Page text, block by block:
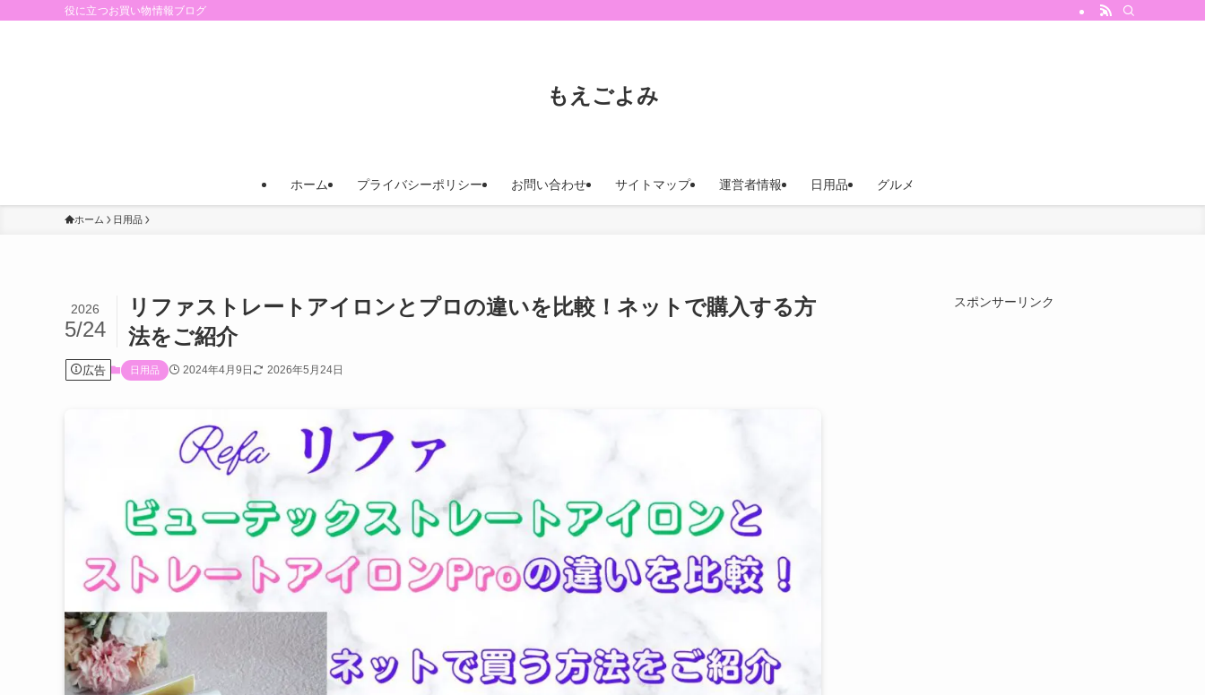
役に立つお買い物情報ブログ
もえごよみ
ホーム プライバシーポリシー お問い合わせ サイトマップ 運営者情報 日用品 グルメ
ホーム 日用品
リファストレートアイロンとプロの違いを比較！ネットで購入する方
法をご紹介
2026
5/24
広告 日用品 2024年4月9日 2026年5月24日
スポンサーリンク